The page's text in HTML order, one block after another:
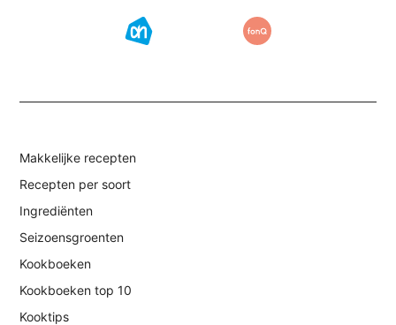
Makkelijke recepten
Recepten per soort
Ingrediënten
Seizoensgroenten
Kookboeken
Kookboeken top 10
Kooktips